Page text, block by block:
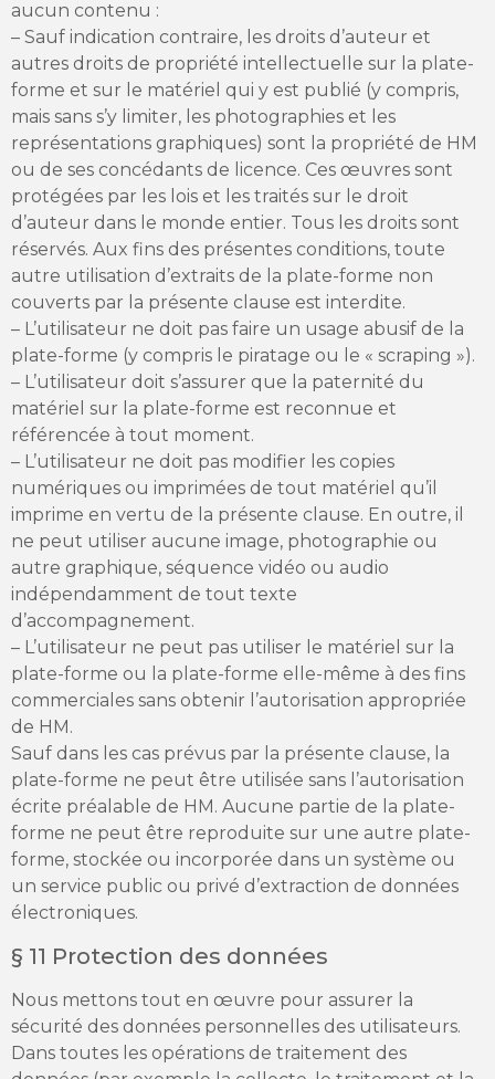
aucun contenu :
– Sauf indication contraire, les droits d’auteur et
autres droits de propriété intellectuelle sur la plate-
forme et sur le matériel qui y est publié (y compris,
mais sans s’y limiter, les photographies et les
représentations graphiques) sont la propriété de HM
ou de ses concédants de licence. Ces œuvres sont
protégées par les lois et les traités sur le droit
d’auteur dans le monde entier. Tous les droits sont
réservés. Aux fins des présentes conditions, toute
autre utilisation d’extraits de la plate-forme non
couverts par la présente clause est interdite.
– L’utilisateur ne doit pas faire un usage abusif de la
plate-forme (y compris le piratage ou le « scraping »).
– L’utilisateur doit s’assurer que la paternité du
matériel sur la plate-forme est reconnue et
référencée à tout moment.
– L’utilisateur ne doit pas modifier les copies
numériques ou imprimées de tout matériel qu’il
imprime en vertu de la présente clause. En outre, il
ne peut utiliser aucune image, photographie ou
autre graphique, séquence vidéo ou audio
indépendamment de tout texte
d’accompagnement.
– L’utilisateur ne peut pas utiliser le matériel sur la
plate-forme ou la plate-forme elle-même à des fins
commerciales sans obtenir l’autorisation appropriée
de HM.
Sauf dans les cas prévus par la présente clause, la
plate-forme ne peut être utilisée sans l’autorisation
écrite préalable de HM. Aucune partie de la plate-
forme ne peut être reproduite sur une autre plate-
forme, stockée ou incorporée dans un système ou
un service public ou privé d’extraction de données
électroniques.
§ 11 Protection des données
Nous mettons tout en œuvre pour assurer la
sécurité des données personnelles des utilisateurs.
Dans toutes les opérations de traitement des